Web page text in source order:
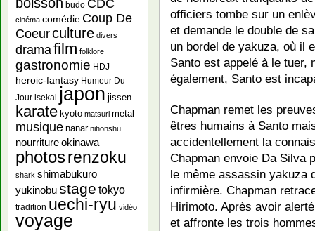
officiers tombe sur un
et demande le double de
un bordel de yakuza, où il
Santo est appelé à le tuer,
également, Santo est
Chapman remet les
êtres humains à Santo
accidentellement la
Chapman envoie Da Silva
le même assassin yakuza
infirmière. Chapman
Hirimoto. Après avoir
et affronte les trois
budo CDC
cinéma comédie Coup De
Coeurculture divers
dramafilm folklore
gastronomie HDJ
heroic-fantasy Humeur Du
Jour isekai japon jissen
karate kyoto matsuri metal
musique nanar nihonshu
nourritureokinawa
photosrenzoku
shark shimabukuro
yukinobustage tokyo
tradition uechi-ryu vidéo
voyage